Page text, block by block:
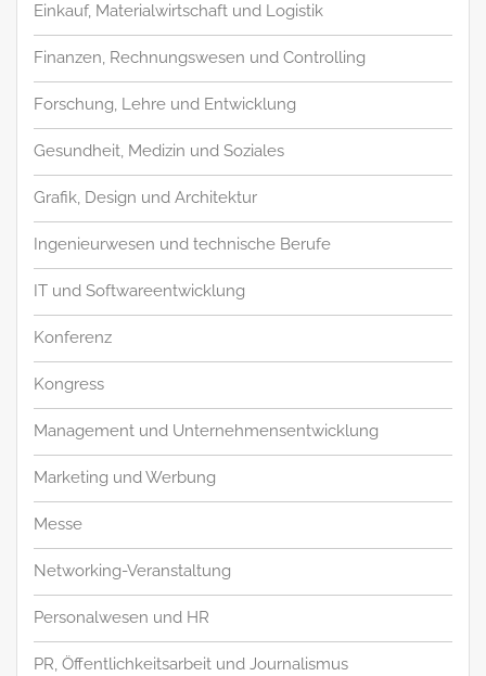
Einkauf, Materialwirtschaft und Logistik
Finanzen, Rechnungswesen und Controlling
Forschung, Lehre und Entwicklung
Gesundheit, Medizin und Soziales
Grafik, Design und Architektur
Ingenieurwesen und technische Berufe
IT und Softwareentwicklung
Konferenz
Kongress
Management und Unternehmensentwicklung
Marketing und Werbung
Messe
Networking-Veranstaltung
Personalwesen und HR
PR, Öffentlichkeitsarbeit und Journalismus